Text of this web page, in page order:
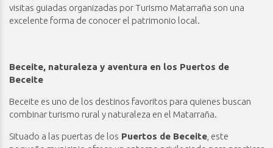
visitas guiadas organizadas por Turismo Matarraña son una
excelente forma de conocer el patrimonio local.
Beceite, naturaleza y aventura en los Puertos de
Beceite
Beceite es uno de los destinos favoritos para quienes buscan
combinar turismo rural y naturaleza en el Matarraña.
Situado a las puertas de los Puertos de Beceite , este